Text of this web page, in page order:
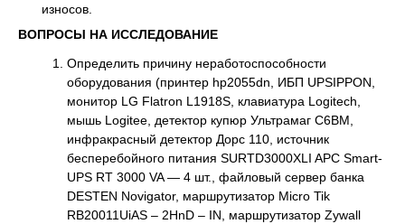
износов.
ВОПРОСЫ НА ИССЛЕДОВАНИЕ
Определить причину неработоспособности
оборудования (принтер hp2055dn, ИБП UPSIPPON,
монитор LG Flatron L1918S, клавиатура Logitech,
мышь Logitee, детектор купюр Ультрамаг С6ВМ,
инфракрасный детектор Дорс 110, источник
бесперебойного питания SURTD3000XLI APC Smart-
UPS RT 3000 VA — 4 шт., файловый сервер банка
DESTEN Novigator, маршрутизатор Micro Tik
RB20011UiAS – 2HnD – IN, маршрутизатор Zywall